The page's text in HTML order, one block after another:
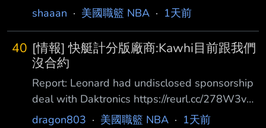
LeBron，或者說仍然會有那種提醒你他曾經 是
他待得太久的那一章。有一天我們會問： 『還
記得LeBron曾在七六人隊打球嗎？』然後笑出
來。」 在聯盟打滾23年後，LeBron的球技已不
如以往，他的影響力也逐漸消退。這種情況其實
已經 持續了好幾年，但上個賽季真正明顯地展
現出來，他的數據下滑到場均20.9分、6.1籃
shaaan · 美國職籃 NBA · 1天前
40 [情報] 快艇計分版廠商:Kawhi目前跟我們
沒合約
Report: Leonard had undisclosed sponsorship
deal with Daktronics https://reurl.cc/278W3v
洛杉磯快艇球星 Kawhi Leonard 與一家現已破
dragon803 · 美國職籃 NBA · 1天前